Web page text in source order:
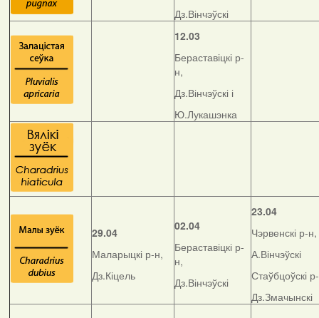
Дз.Вінчэўскі
12.03
Бераставіцкі р-
н,
Дз.Вінчэўскі і
Ю.Лукашэнка
29.04
Маларыцкі р-н,
Дз.Кіцель
02.04
Бераставіцкі р-
н,
Дз.Вінчэўскі
23.04
Чэрвенскі р-н,
А.Вінчэўскі
Стаўбцоўскі
Дз.Змачынскі